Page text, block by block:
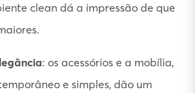
clean dá a impressão de que
: os acessórios e a mobília,
e simples, dão um